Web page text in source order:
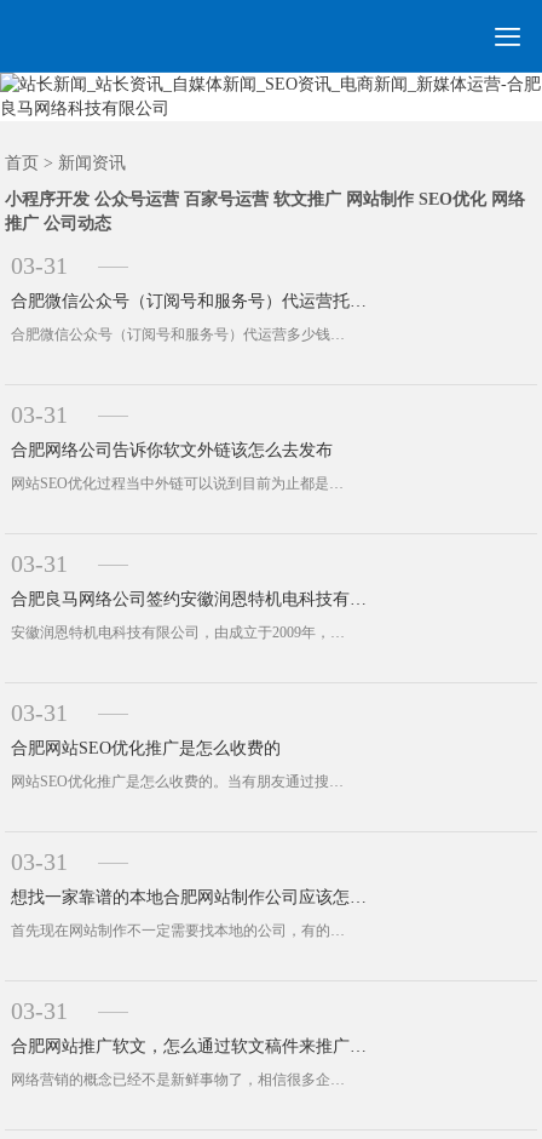

首页 > 新闻资讯
小程序开发 公众号运营 百家号运营 软文推广 网站制作 SEO优化 网络
推广 公司动态
03-31
合肥微信公众号（订阅号和服务号）代运营托管多少钱
合肥微信公众号（订阅号和服务号）代运营多少钱订阅号托管：订阅号套餐A（伪原创）：1500元/月1、每天发布1条信息，一个月发布···
03-31
合肥网络公司告诉你软文外链该怎么去发布
网站SEO优化过程当中外链可以说到目前为止都是起到了非常重要作用。百度官方也是一直提供高质量整站、高质量外链。其实我们第一反应···
03-31
合肥良马网络公司签约安徽润恩特机电科技有限公司网站建设
安徽润恩特机电科技有限公司，由成立于2009年，位于上海浦东新区的上海艾发科技有限公司为了更好的服务于鄂赣皖市场而设立的，定位···
03-31
合肥网站SEO优化推广是怎么收费的
网站SEO优化推广是怎么收费的。当有朋友通过搜索关键词：合肥网络公司，然后找到我们的时候，最经常问的一句话就是：你们做网站多少···
03-31
想找一家靠谱的本地合肥网站制作公司应该怎么分辨
首先现在网站制作不一定需要找本地的公司，有的地方这一块没发展起来，有的一线城市像北上广深一带的当地公司制作价格比较高。所以我们···
03-31
合肥网站推广软文，怎么通过软文稿件来推广网站？
网络营销的概念已经不是新鲜事物了，相信很多企业都有自己的网站，但是大多数企业的网站形同虚设，要么就是没人管理，要么就是没有流量···